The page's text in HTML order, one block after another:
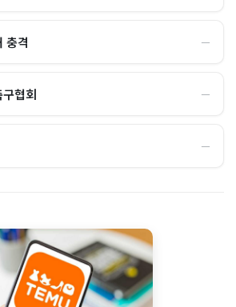
충격 ―
협회 ―
―